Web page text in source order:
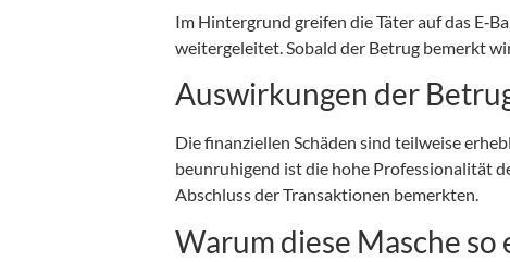
Im Hintergrund greifen die Täter auf das
weitergeleitet. Sobald der Betrug bemerkt
Auswirkungen der
Die finanziellen Schäden sind teilweise
beunruhigend ist die hohe Professionalität
Abschluss der Transaktionen bemerkten.
Warum diese Masche